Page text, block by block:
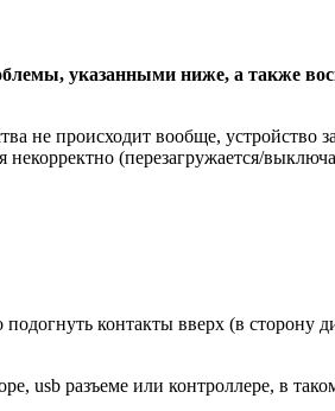
указанными ниже, а также
не происходит вообще, устройство
(перезагружается/
контакты вверх (в сторону
usb разъеме или контроллере, в